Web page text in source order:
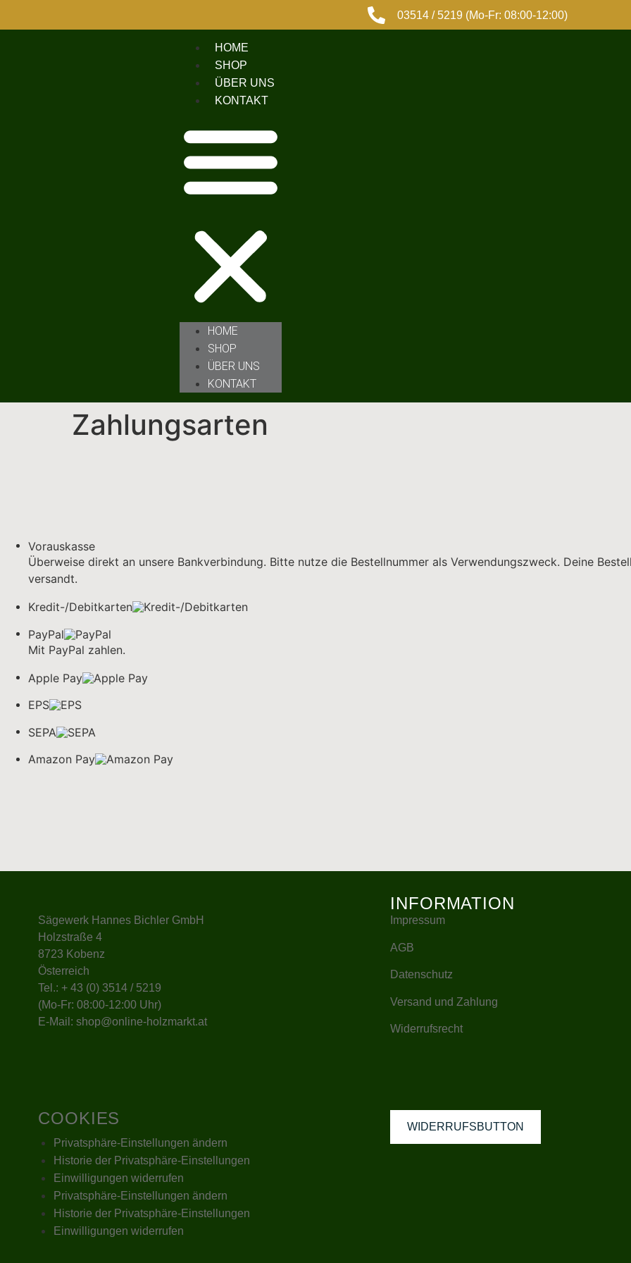
03514 / 5219 (Mo-Fr: 08:00-12:00)
HOME
SHOP
ÜBER UNS
KONTAKT
HOME
SHOP
ÜBER UNS
KONTAKT
Zahlungsarten
Vorauskasse
Überweise direkt an unsere Bankverbindung. Bitte nutze die Bestellnummer als Verwendungszweck. Deine
versandt.
Kredit-/Debitkarten
PayPal
Mit PayPal zahlen.
Apple Pay
EPS
SEPA
Amazon Pay
Sägewerk Hannes Bichler GmbH
Holzstraße 4
8723 Kobenz
Österreich
Tel.: + 43 (0) 3514 / 5219
(Mo-Fr: 08:00-12:00 Uhr)
E-Mail: shop@online-holzmarkt.at
INFORMATION
Impressum
AGB
Datenschutz
Versand und Zahlung
Widerrufsrecht
COOKIES
Privatsphäre-Einstellungen ändern
Historie der Privatsphäre-Einstellungen
Einwilligungen widerrufen
Privatsphäre-Einstellungen ändern
Historie der Privatsphäre-Einstellungen
Einwilligungen widerrufen
WIDERRUFSBUTTON